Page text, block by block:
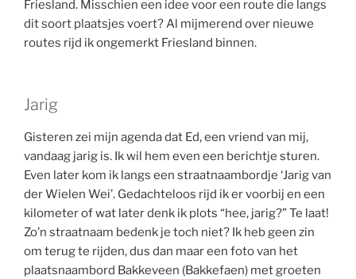
Friesland. Misschien een idee voor een route die langs
dit soort plaatsjes voert? Al mijmerend over nieuwe
routes rijd ik ongemerkt Friesland binnen.
Jarig
Gisteren zei mijn agenda dat Ed, een vriend van mij,
vandaag jarig is. Ik wil hem even een berichtje sturen.
Even later kom ik langs een straatnaambordje ‘Jarig van
der Wielen Wei’. Gedachteloos rijd ik er voorbij en een
kilometer of wat later denk ik plots “hee, jarig?” Te laat!
Zo’n straatnaam bedenk je toch niet? Ik heb geen zin
om terug te rijden, dus dan maar een foto van het
plaatsnaambord Bakkeveen (Bakkefaen) met groeten